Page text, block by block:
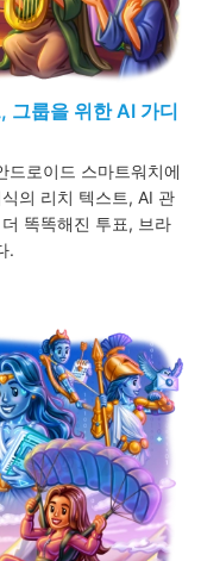
그룹을 위한 AI 가디
드로이드 스마트워치에
의 리치 텍스트, AI 관
똑똑해진 투표, 브라
.